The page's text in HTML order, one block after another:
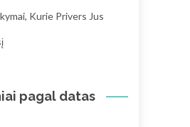
Kurie Privers Jus
pagal datas